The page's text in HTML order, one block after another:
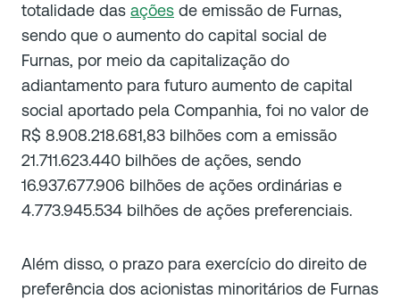
totalidade das ações de emissão de Furnas,
sendo que o aumento do capital social de
Furnas, por meio da capitalização do
adiantamento para futuro aumento de capital
social aportado pela Companhia, foi no valor de
R$ 8.908.218.681,83 bilhões com a emissão
21.711.623.440 bilhões de ações, sendo
16.937.677.906 bilhões de ações ordinárias e
4.773.945.534 bilhões de ações preferenciais.
Além disso, o prazo para exercício do direito de
preferência dos acionistas minoritários de Furnas